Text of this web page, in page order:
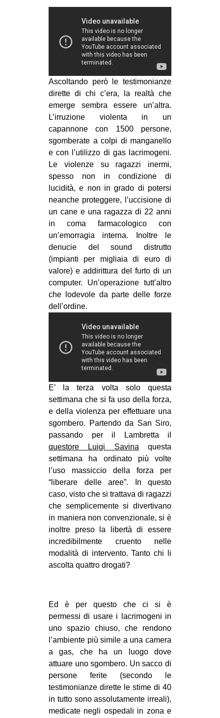
STUDENTI
CULTURE
ARTE
CINEMA
MANIFESTI
MUSICA
RECENSIONI
INTERNAZIONALE
AFRICA
AMERICHE
ESTREMO ORIENTE
EUROPA
MEDIO ORIENTE
MONDO
EVENTI
in
bsky
SEARCH
Ascoltando però le testimonianze
dirette di chi c’era, la realtà che
emerge sembra essere un’altra.
L’irruzione violenta in un
capannone con 1500 persone,
sgomberate a colpi di manganello
e con l’utilizzo di gas lacrimogeni.
Le violenze su ragazzi inermi,
spesso non in condizione di
lucidità, e non in grado di potersi
neanche proteggere, l’uccisione di
un cane e una ragazza di 22 anni
in coma farmacologico con
un’emorragia interna. Inoltre le
denucie del sound distrutto
(impianti per migliaia di euro di
valore) e addirittura del furto di un
computer. Un’operazione tutt’altro
che lodevole da parte delle forze
dell’ordine.
E’ la terza volta solo questa
settimana che si fa uso della forza,
e della violenza per effettuare una
sgombero. Partendo da San Siro,
passando per il Lambretta il
questore Luigi Savina questa
settimana ha ordinato più volte
l’uso massiccio della forza per
“liberare delle aree”. In questo
caso, visto che si trattava di ragazzi
che semplicemente si divertivano
in maniera non convenzionale, si è
inoltre preso la libertà di essere
incredibilmente cruento nelle
modalità di intervento. Tanto chi li
ascolta quattro drogati?
Ed è per questo che ci si è
permessi di usare i lacrimogeni in
uno spazio chiuso, che rendono
l’ambiente più simile a una camera
a gas, che ha un luogo dove
attuare uno sgombero. Un sacco di
persone ferite (secondo le
testimonianze dirette le stime di 40
in tutto sono assolutamente irreali),
medicate negli ospedali in zona e